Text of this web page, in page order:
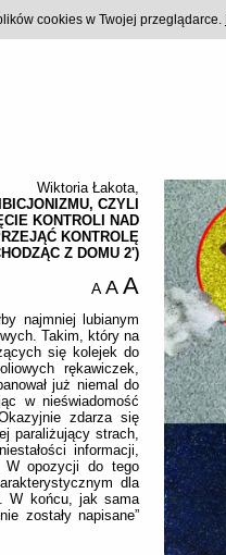
Wiktoria Łakota,
CZYLI
KONTROLI NAD
KONTROLĘ
Z DOMU 2')
A A A
najmniej lubianym
Takim, który na
się kolejek do
rękawiczek,
już niemal do
w nieświadomość
zdarza się
paraliżujący strach,
informacji,
W opozycji do tego
dla
W końcu, jak sama
zostały napisane”
cookies w Twojej przeglądarce.